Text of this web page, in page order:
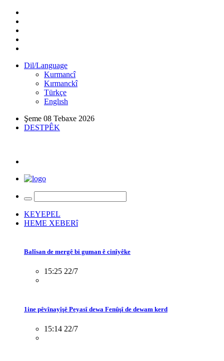
Dil/Language
Kurmancî
Kırmanckî
Türkçe
Englısh
Şeme 08 Tebaxe 2026
DESTPÊK
KEYEPEL
HEME XEBERî
Balîsan de mergê bi guman ê cinîyêke
15:25 22/7
1ine pêvînayîşê Peyasî dewa Fenûşî de dewam kerd
15:14 22/7